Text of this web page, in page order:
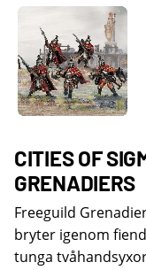
CITIES OF
GRENADIERS
Freeguild
bryter igenom
tunga